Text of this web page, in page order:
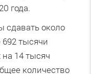
года.
сдавать около
тысячи
14 тысяч
количество